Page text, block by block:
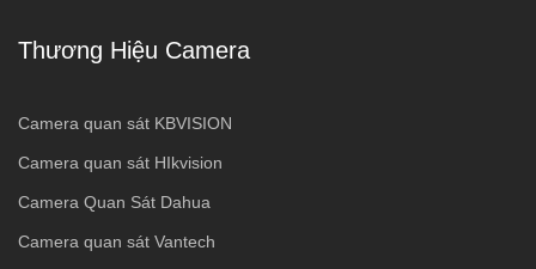
Thương Hiệu Camera
Camera quan sát KBVISION
Camera quan sát HIkvision
Camera Quan Sát Dahua
Camera quan sát Vantech